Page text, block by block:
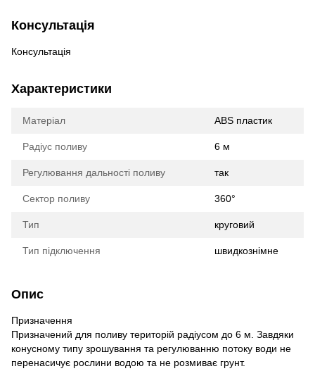
Консультація
Консультація
Характеристики
Матеріал ABS пластик
Радіус поливу 6 м
Регулювання дальності поливу так
Сектор поливу 360°
Тип круговий
Тип підключення швидкознімне
Опис
Призначення
Призначений для поливу територій радіусом до 6 м. Завдяки
конусному типу зрошування та регулюванню потоку води не
перенасичує рослини водою та не розмиває грунт.